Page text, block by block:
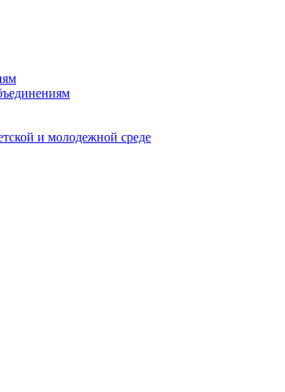
и молодежной среде